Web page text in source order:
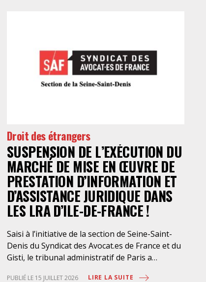
Droit des étrangers
SUSPENSION DE L’EXÉCUTION DU
MARCHÉ DE MISE EN ŒUVRE DE
PRESTATION D’INFORMATION ET
D’ASSISTANCE JURIDIQUE DANS
LES LRA D’ILE-DE-FRANCE !
Saisi à l’initiative de la section de Seine-Saint-
Denis du Syndicat des Avocat.es de France et du
Gisti, le tribunal administratif de Paris a
PUBLIÉ LE 15 JUILLET 2026 LIRE LA SUITE